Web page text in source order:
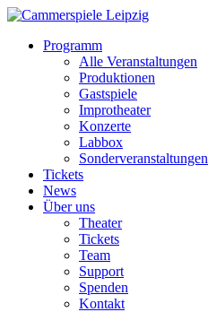
Programm
Alle Veranstaltungen
Produktionen
Gastspiele
Improtheater
Konzerte
Labbox
Sonderveranstaltungen
Tickets
News
Über uns
Theater
Tickets
Team
Support
Spenden
Kontakt